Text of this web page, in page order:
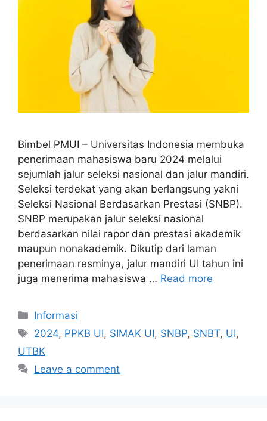
Bimbel PMUI – Universitas Indonesia membuka
penerimaan mahasiswa baru 2024 melalui
sejumlah jalur seleksi nasional dan jalur mandiri.
Seleksi terdekat yang akan berlangsung yakni
Seleksi Nasional Berdasarkan Prestasi (SNBP).
SNBP merupakan jalur seleksi nasional
berdasarkan nilai rapor dan prestasi akademik
maupun nonakademik. Dikutip dari laman
penerimaan resminya, jalur mandiri UI tahun ini
juga menerima mahasiswa … Read more
Informasi
2024, PPKB UI, SIMAK UI, SNBP, SNBT, UI,
UTBK
Leave a comment